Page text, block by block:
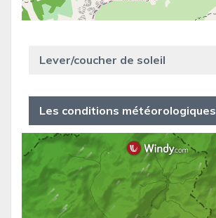
Lever/coucher de soleil
Les conditions météorologiques